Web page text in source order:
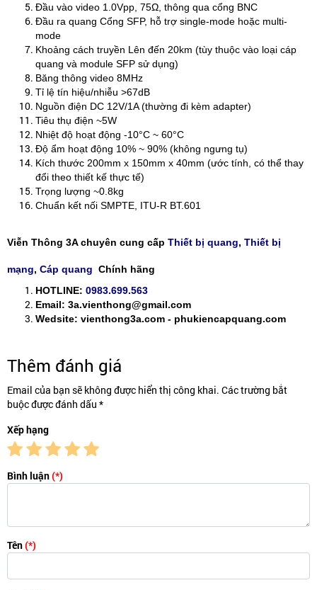
Đầu vào video 1.0Vpp, 75Ω, thông qua cổng BNC
Đầu ra quang Cổng SFP, hỗ trợ single-mode hoặc multi-
mode
Khoảng cách truyền Lên đến 20km (tùy thuộc vào loại cáp
quang và module SFP sử dụng)
Băng thông video 8MHz
Tỉ lệ tín hiệu/nhiễu >67dB
Nguồn điện DC 12V/1A (thường đi kèm adapter)
Tiêu thụ điện ~5W
Nhiệt độ hoạt động -10°C ~ 60°C
Độ ẩm hoạt động 10% ~ 90% (không ngưng tụ)
Kích thước 200mm x 150mm x 40mm (ước tính, có thể thay
đổi theo thiết kế thực tế)
Trọng lượng ~0.8kg
Chuẩn kết nối SMPTE, ITU-R BT.601
Viễn Thông 3A chuyên cung cấp Thiết bị quang, Thiết bị
mạng, Cáp quang Chính hãng
HOTLINE: 0983.699.563
Email: 3a.vienthong@gmail.com
Wedsite: vienthong3a.com - phukiencapquang.com
Thêm đánh giá
Email của bạn sẽ không được hiển thị công khai. Các trường bắt
buộc được đánh dấu *
Xếp hạng
Bình luận(*)
Tên(*)